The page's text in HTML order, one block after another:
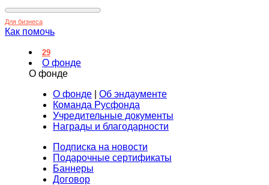
Для бизнеса
Как помочь
29
О фонде
О фонде
О фонде
Об эндаументе
Команда Русфонда
Учредительные документы
Награды и благодарности
Подписка на новости
Подарочные сертификаты
Баннеры
Договор